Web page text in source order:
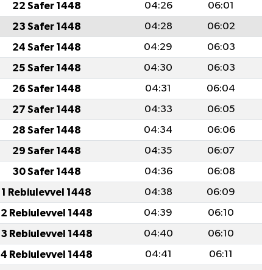
22 Safer 1448 04:26 06:01
23 Safer 1448 04:28 06:02
24 Safer 1448 04:29 06:03
25 Safer 1448 04:30 06:03
26 Safer 1448 04:31 06:04
27 Safer 1448 04:33 06:05
28 Safer 1448 04:34 06:06
29 Safer 1448 04:35 06:07
30 Safer 1448 04:36 06:08
1 Rebiulevvel 1448 04:38 06:09
2 Rebiulevvel 1448 04:39 06:10
3 Rebiulevvel 1448 04:40 06:10
4 Rebiulevvel 1448 04:41 06:11